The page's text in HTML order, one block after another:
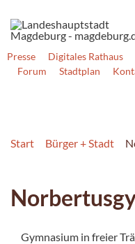
Presse Digitales Rathaus
Forum
Stadtplan
Start Bürger + Stadt
Gymnasium in freier